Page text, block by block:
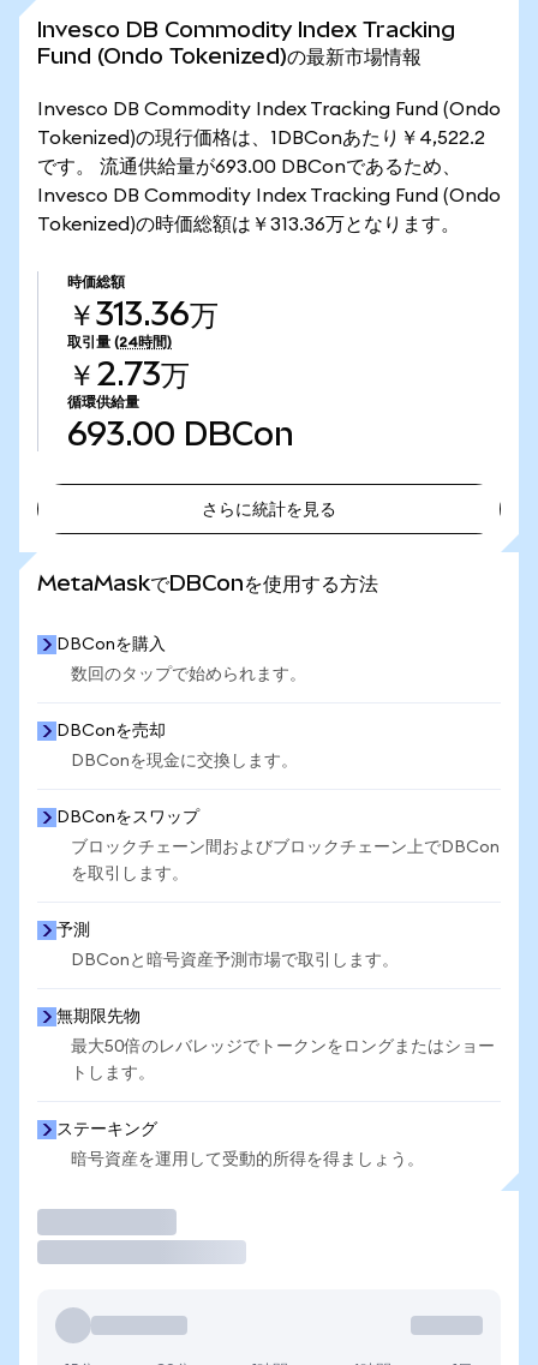
Invesco DB Commodity Index Tracking
Fund (Ondo Tokenized)の最新市場情報
Invesco DB Commodity Index Tracking Fund (Ondo
Tokenized)の現行価格は、1DBConあたり￥4,522.2
です。 流通供給量が693.00 DBConであるため、
Invesco DB Commodity Index Tracking Fund (Ondo
Tokenized)の時価総額は￥313.36万となります。
時価総額
￥313.36万
取引量 (24時間)
￥2.73万
循環供給量
693.00 DBCon
さらに統計を見る
MetaMaskでDBConを使用する方法
DBConを購入
数回のタップで始められます。
DBConを売却
DBConを現金に交換します。
DBConをスワップ
ブロックチェーン間およびブロックチェーン上でDBCon
を取引します。
予測
DBConと暗号資産予測市場で取引します。
無期限先物
最大50倍のレバレッジでトークンをロングまたはショー
トします。
ステーキング
暗号資産を運用して受動的所得を得ましょう。